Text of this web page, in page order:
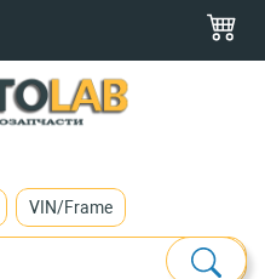
VIN/Frame